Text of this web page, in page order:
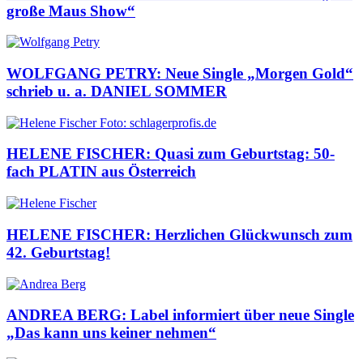
große Maus Show“
WOLFGANG PETRY: Neue Single „Morgen Gold“
schrieb u. a. DANIEL SOMMER
HELENE FISCHER: Quasi zum Geburtstag: 50-
fach PLATIN aus Österreich
HELENE FISCHER: Herzlichen Glückwunsch zum
42. Geburtstag!
ANDREA BERG: Label informiert über neue Single
„Das kann uns keiner nehmen“